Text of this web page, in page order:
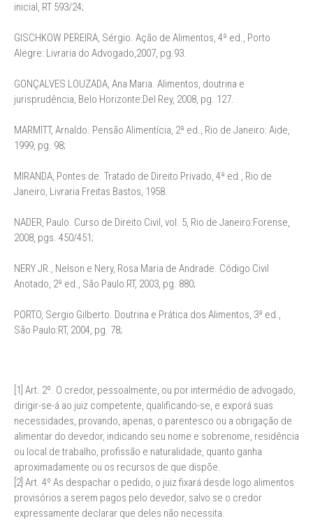
inicial, RT 593/24;
GISCHKOW PEREIRA, Sérgio. Ação de Alimentos, 4ª ed., Porto
Alegre: Livraria do Advogado,2007, pg.93.
GONÇALVES LOUZADA, Ana Maria. Alimentos, doutrina e
jurisprudência, Belo Horizonte:Del Rey, 2008, pg. 127.
MARMITT, Arnaldo. Pensão Alimentícia, 2ª ed., Rio de Janeiro: Aide,
1999, pg. 98;
MIRANDA, Pontes de. Tratado de Direito Privado, 4ª ed., Rio de
Janeiro, Livraria Freitas Bastos, 1958.
NADER, Paulo. Curso de Direito Civil, vol. 5, Rio de Janeiro:Forense,
2008, pgs. 450/451;
NERY JR., Nelson e Nery, Rosa Maria de Andrade. Código Civil
Anotado, 2ª ed., São Paulo:RT, 2003, pg. 880;
PORTO, Sergio Gilberto. Doutrina e Prática dos Alimentos, 3ª ed.,
São Paulo:RT, 2004, pg. 78;
[1] Art. 2º. O credor, pessoalmente, ou por intermédio de advogado,
dirigir-se-á ao juiz competente, qualificando-se, e exporá suas
necessidades, provando, apenas, o parentesco ou a obrigação de
alimentar do devedor, indicando seu nome e sobrenome, residência
ou local de trabalho, profissão e naturalidade, quanto ganha
aproximadamente ou os recursos de que dispõe.
[2] Art. 4º As despachar o pedido, o juiz fixará desde logo alimentos
provisórios a serem pagos pelo devedor, salvo se o credor
expressamente declarar que deles não necessita.